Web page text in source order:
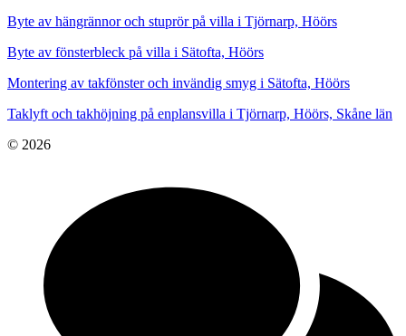
Byte av hängrännor och stuprör på villa i Tjörnarp, Höörs
Byte av fönsterbleck på villa i Sätofta, Höörs
Montering av takfönster och invändig smyg i Sätofta, Höörs
Taklyft och takhöjning på enplansvilla i Tjörnarp, Höörs, Skåne län
© 2026